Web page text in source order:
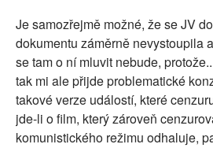
Je samozřejmě možné, že se JV
dokumentu záměrně nevystoupila
se tam o ní mluvit nebude,
tak mi ale přijde problematické
takové verze událostí, které
jde-li o film, který zároveň
komunistického režimu odhaluje,